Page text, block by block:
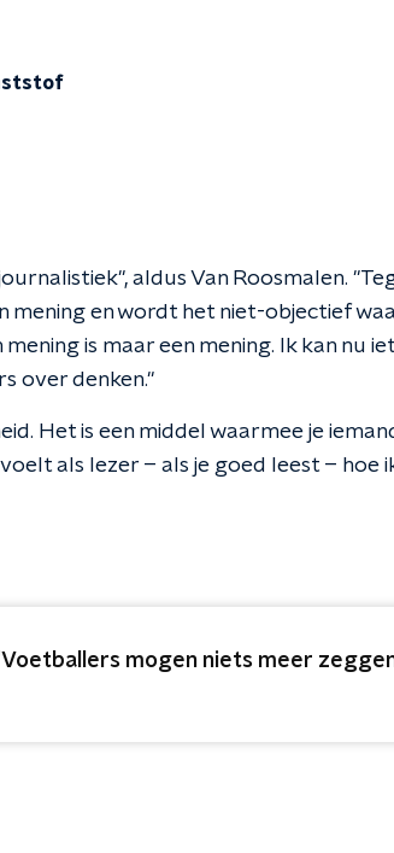
aldus Van Roosmalen.
mening en wordt het niet-objectief
is maar een mening. Ik kan nu
over denken."
Het is een middel waarmee je
voelt als lezer – als je goed leest – hoe
'Voetballers mogen niets meer